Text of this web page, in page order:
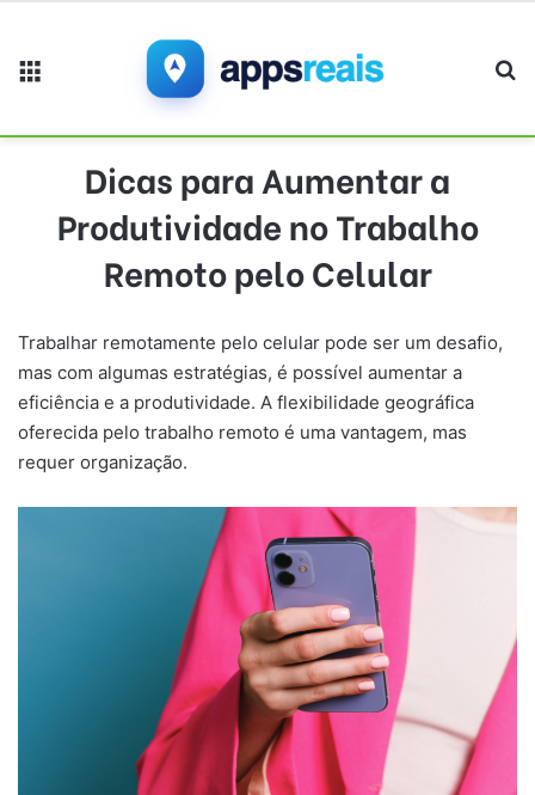
Dicas para Aumentar a
Produtividade no Trabalho
Remoto pelo Celular
Trabalhar remotamente pelo celular pode ser um desafio,
mas com algumas estratégias, é possível aumentar a
eficiência e a produtividade. A flexibilidade geográfica
oferecida pelo trabalho remoto é uma vantagem, mas
requer organização.